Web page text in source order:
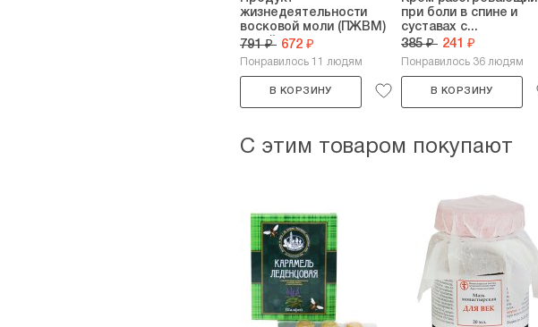
жизнедеятельности
восковой моли (ПЖВМ)
сухой...
791 ₽ 672 ₽
Понравилось 11 людям
В КОРЗИНУ
при боли в спине и
суставах с...
385 ₽ 241 ₽
Понравилось 36 людям
В КОРЗИНУ
С этим товаром покупают